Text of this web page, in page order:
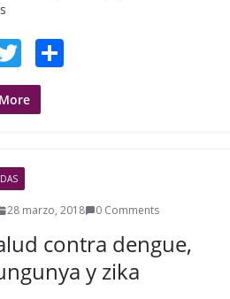
T
w
itt
S
28 marzo, 2018 0 Comments
contra dengue,
y zika